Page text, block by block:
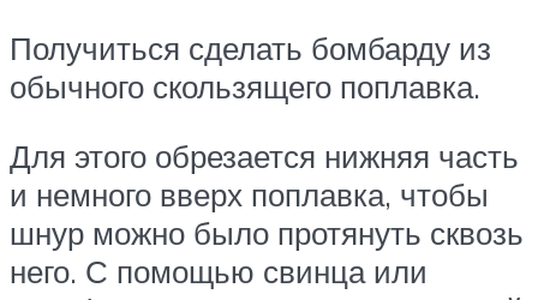
Получиться сделать бомбарду из
обычного скользящего поплавка.
Для этого обрезается нижняя часть
и немного вверх поплавка, чтобы
шнур можно было протянуть сквозь
него. С помощью свинца или